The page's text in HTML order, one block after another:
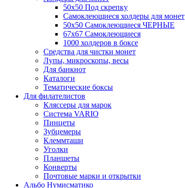
50х50 Под скрепку
Самоклеющиеся холдеры для монет
50х50 Самоклеющиеся ЧЕРНЫЕ
67x67 Самоклеющиеся
1000 холдеров в боксе
Средства для чистки монет
Лупы, микроскопы, весы
Для банкнот
Каталоги
Тематические боксы
Для филателистов
Кляссеры для марок
Система VARIO
Пинцеты
Зубцемеры
Клеммташи
Уголки
Планшеты
Конверты
Почтовые марки и открытки
Альбо Нумисматико